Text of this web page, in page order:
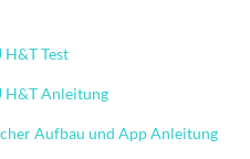
H&T Test
H&T Anleitung
Aufbau und App Anleitung